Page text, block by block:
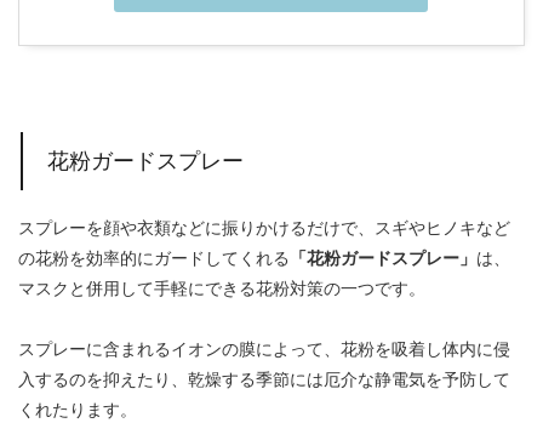
花粉ガードスプレー
スプレーを顔や衣類などに振りかけるだけで、スギやヒノキなど
の花粉を効率的にガードしてくれる 「花粉ガードスプレー」 は、
マスクと併用して手軽にできる花粉対策の一つです。
スプレーに含まれるイオンの膜によって、花粉を吸着し体内に侵
入するのを抑えたり、乾燥する季節には厄介な静電気を予防して
くれたります。